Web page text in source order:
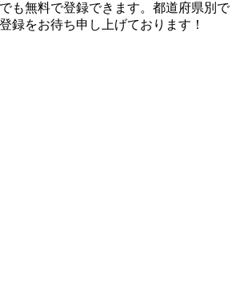
も無料で登録できます。都道府県別で
録をお待ち申し上げております！